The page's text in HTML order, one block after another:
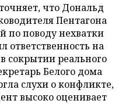
что Дональд
Пентагона
по поводу нехватки
ответственность на
сокрытии реального
Белого дома
слухи о конфликте,
высоко оценивает